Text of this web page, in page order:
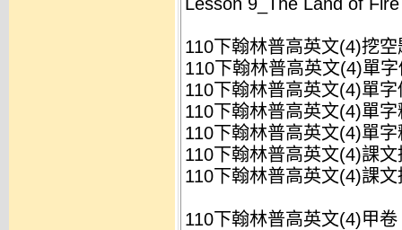
110下翰林普高英文(4)挖空
110下翰林普高英文(4)單
110下翰林普高英文(4)單
110下翰林普高英文(4)單
110下翰林普高英文(4)單
110下翰林普高英文(4)課
110下翰林普高英文(4)課
110下翰林普高英文(4)甲卷